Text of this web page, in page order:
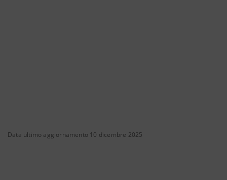
Data ultimo aggiornamento 10 dicembre 2025